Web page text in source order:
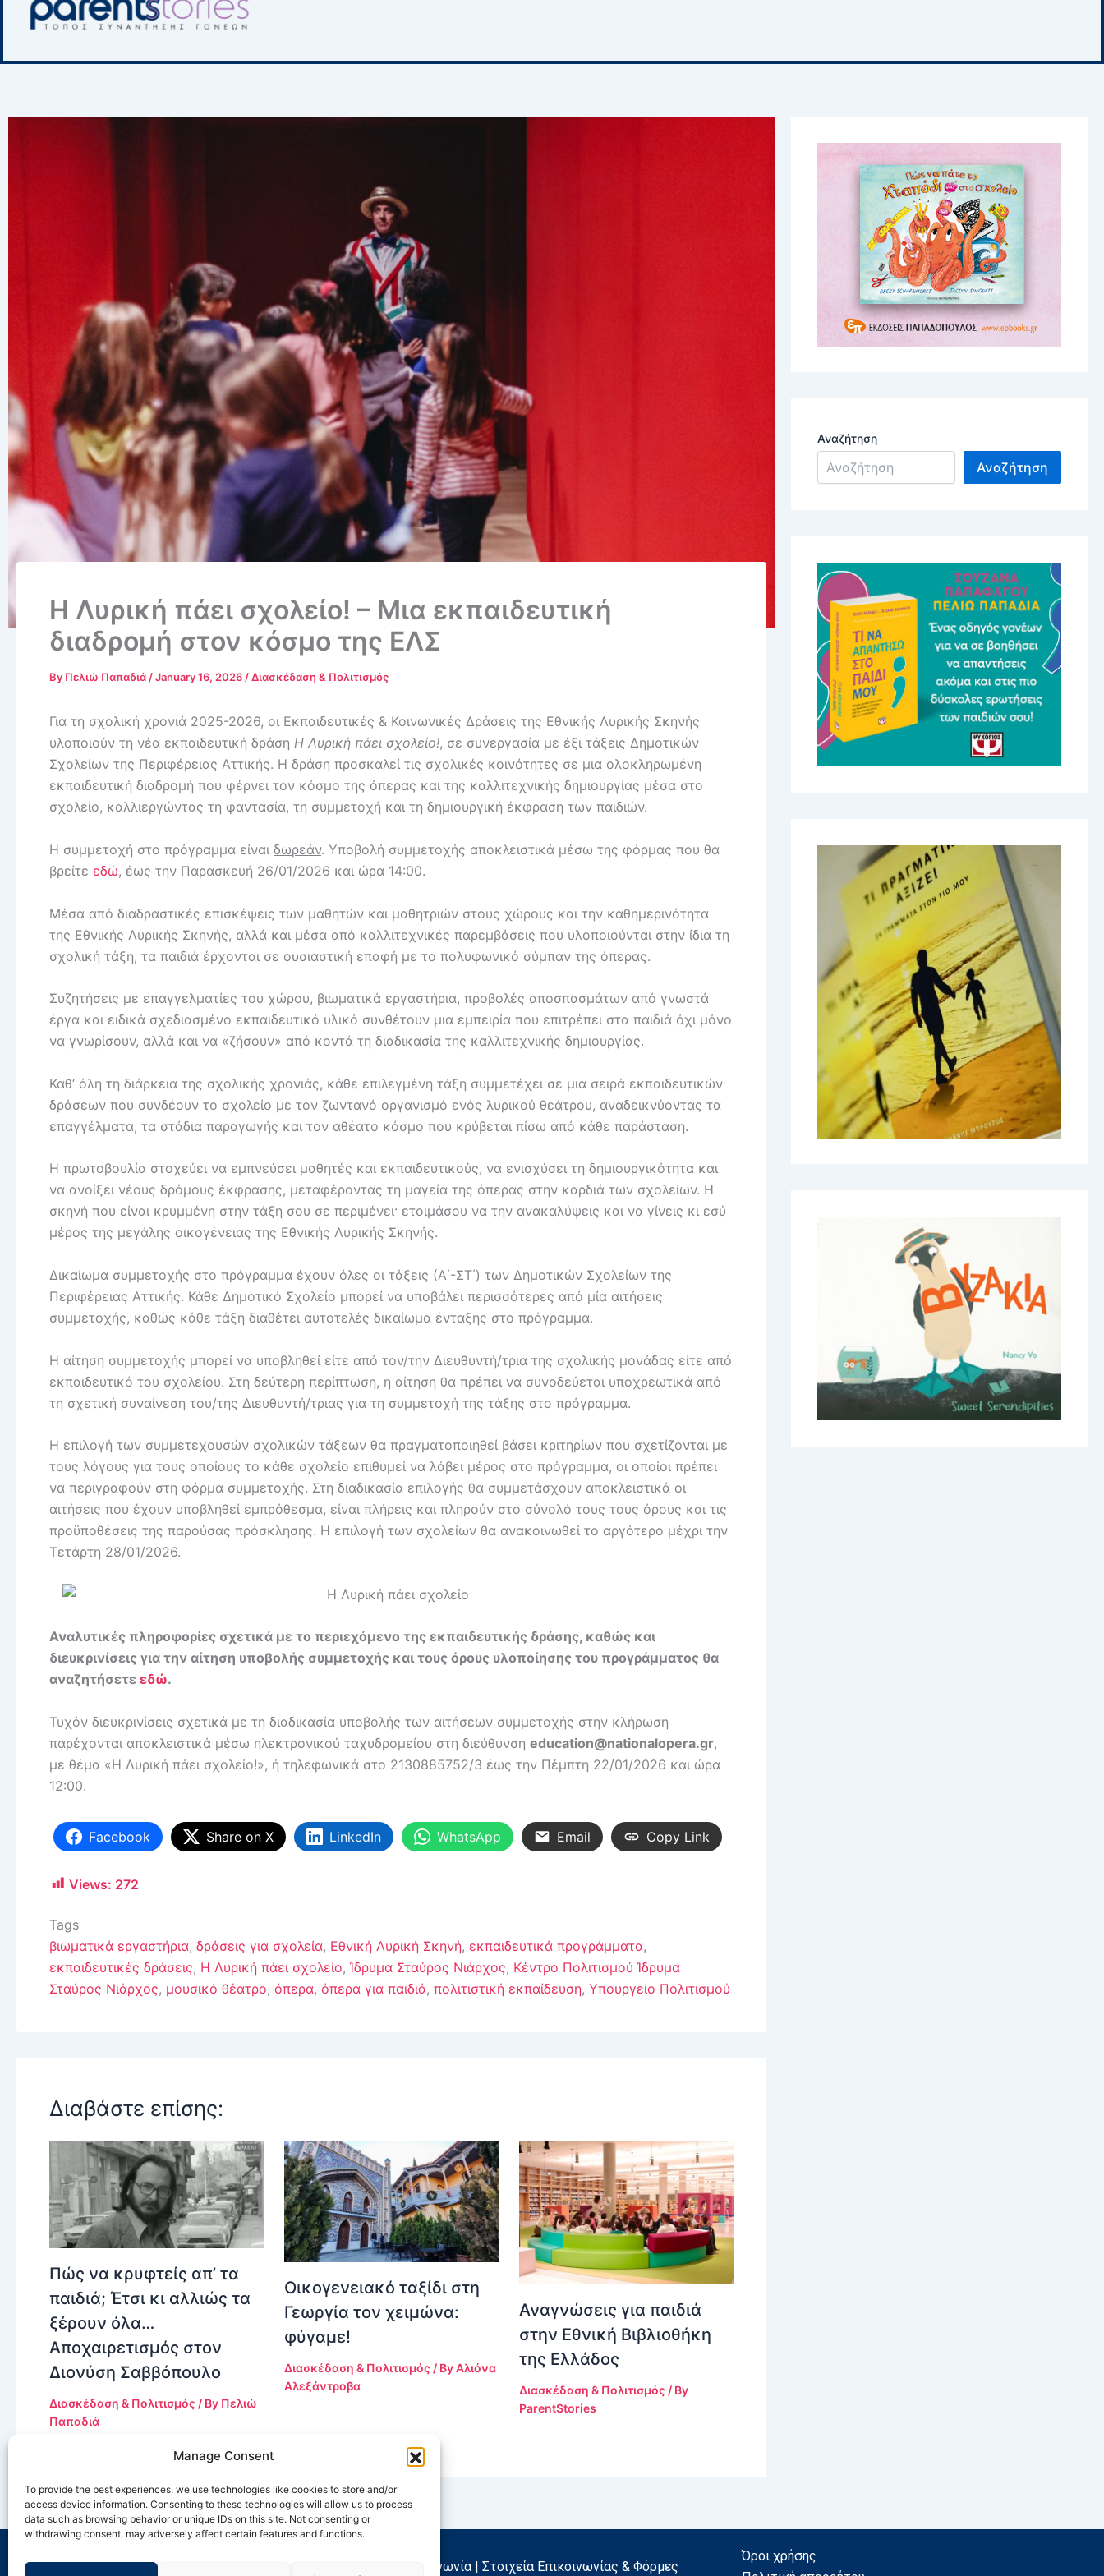
Manage Consent
To provide the best experiences, we use technologies like cookies to store and/or
access device information. Consenting to these technologies will allow us to process
data such as browsing behavior or unique IDs on this site. Not consenting or
withdrawing consent, may adversely affect certain features and functions.
Η Λυρική πάει σχολείο! – Μια εκπαιδευτική
διαδρομή στον κόσμο της ΕΛΣ
By Πελιώ Παπαδιά/January 16, 2026/Διασκέδαση & Πολιτισμός
Για τη σχολική χρονιά 2025-2026, οι Εκπαιδευτικές & Κοινωνικές Δράσεις της Εθνικής Λυρικής Σκηνής
υλοποιούν τη νέα εκπαιδευτική δράση Η Λυρική πάει σχολείο!, σε συνεργασία με έξι τάξεις Δημοτικών
Σχολείων της Περιφέρειας Αττικής. Η δράση προσκαλεί τις σχολικές κοινότητες σε μια ολοκληρωμένη
εκπαιδευτική διαδρομή που φέρνει τον κόσμο της όπερας και της καλλιτεχνικής δημιουργίας μέσα στο
σχολείο, καλλιεργώντας τη φαντασία, τη συμμετοχή και τη δημιουργική έκφραση των παιδιών.
Η συμμετοχή στο πρόγραμμα είναι δωρεάν. Υποβολή συμμετοχής αποκλειστικά μέσω της φόρμας που θα
βρείτε εδώ, έως την Παρασκευή 26/01/2026 και ώρα 14:00.
Μέσα από διαδραστικές επισκέψεις των μαθητών και μαθητριών στους χώρους και την καθημερινότητα
της Εθνικής Λυρικής Σκηνής, αλλά και μέσα από καλλιτεχνικές παρεμβάσεις που υλοποιούνται στην ίδια τη
σχολική τάξη, τα παιδιά έρχονται σε ουσιαστική επαφή με το πολυφωνικό σύμπαν της όπερας.
Συζητήσεις με επαγγελματίες του χώρου, βιωματικά εργαστήρια, προβολές αποσπασμάτων από γνωστά
έργα και ειδικά σχεδιασμένο εκπαιδευτικό υλικό συνθέτουν μια εμπειρία που επιτρέπει στα παιδιά όχι μόνο
να γνωρίσουν, αλλά και να «ζήσουν» από κοντά τη διαδικασία της καλλιτεχνικής δημιουργίας.
Καθ’ όλη τη διάρκεια της σχολικής χρονιάς, κάθε επιλεγμένη τάξη συμμετέχει σε μια σειρά εκπαιδευτικών
δράσεων που συνδέουν το σχολείο με τον ζωντανό οργανισμό ενός λυρικού θεάτρου, αναδεικνύοντας τα
επαγγέλματα, τα στάδια παραγωγής και τον αθέατο κόσμο που κρύβεται πίσω από κάθε παράσταση.
Η πρωτοβουλία στοχεύει να εμπνεύσει μαθητές και εκπαιδευτικούς, να ενισχύσει τη δημιουργικότητα και
να ανοίξει νέους δρόμους έκφρασης, μεταφέροντας τη μαγεία της όπερας στην καρδιά των σχολείων. Η
σκηνή που είναι κρυμμένη στην τάξη σου σε περιμένει· ετοιμάσου να την ανακαλύψεις και να γίνεις κι εσύ
μέρος της μεγάλης οικογένειας της Εθνικής Λυρικής Σκηνής.
Δικαίωμα συμμετοχής στο πρόγραμμα έχουν όλες οι τάξεις (Α΄-ΣΤ΄) των Δημοτικών Σχολείων της
Περιφέρειας Αττικής. Κάθε Δημοτικό Σχολείο μπορεί να υποβάλει περισσότερες από μία αιτήσεις
συμμετοχής, καθώς κάθε τάξη διαθέτει αυτοτελές δικαίωμα ένταξης στο πρόγραμμα.
Η αίτηση συμμετοχής μπορεί να υποβληθεί είτε από τον/την Διευθυντή/τρια της σχολικής μονάδας είτε από
εκπαιδευτικό του σχολείου. Στη δεύτερη περίπτωση, η αίτηση θα πρέπει να συνοδεύεται υποχρεωτικά από
τη σχετική συναίνεση του/της Διευθυντή/τριας για τη συμμετοχή της τάξης στο πρόγραμμα.
Η επιλογή των συμμετεχουσών σχολικών τάξεων θα πραγματοποιηθεί βάσει κριτηρίων που σχετίζονται με
τους λόγους για τους οποίους το κάθε σχολείο επιθυμεί να λάβει μέρος στο πρόγραμμα, οι οποίοι πρέπει
να περιγραφούν στη φόρμα συμμετοχής. Στη διαδικασία επιλογής θα συμμετάσχουν αποκλειστικά οι
αιτήσεις που έχουν υποβληθεί εμπρόθεσμα, είναι πλήρεις και πληρούν στο σύνολό τους τους όρους και τις
προϋποθέσεις της παρούσας πρόσκλησης. Η επιλογή των σχολείων θα ανακοινωθεί το αργότερο μέχρι την
Τετάρτη 28/01/2026.
Αναλυτικές πληροφορίες σχετικά με το περιεχόμενο της εκπαιδευτικής δράσης, καθώς και
διευκρινίσεις για την αίτηση υποβολής συμμετοχής και τους όρους υλοποίησης του προγράμματος θα
αναζητήσετε εδώ.
Τυχόν διευκρινίσεις σχετικά με τη διαδικασία υποβολής των αιτήσεων συμμετοχής στην κλήρωση
παρέχονται αποκλειστικά μέσω ηλεκτρονικού ταχυδρομείου στη διεύθυνση education@nationalopera.gr,
με θέμα «Η Λυρική πάει σχολείο!», ή τηλεφωνικά στο 2130885752/3 έως την Πέμπτη 22/01/2026 και ώρα
12:00.
Facebook Share on X LinkedIn WhatsApp Email Copy Link
Views: 272
Tags
βιωματικά εργαστήρια, δράσεις για σχολεία, Εθνική Λυρική Σκηνή, εκπαιδευτικά προγράμματα,
εκπαιδευτικές δράσεις, Η Λυρική πάει σχολείο, Ίδρυμα Σταύρος Νιάρχος, Κέντρο Πολιτισμού Ίδρυμα
Σταύρος Νιάρχος, μουσικό θέατρο, όπερα, όπερα για παιδιά, πολιτιστική εκπαίδευση, Υπουργείο Πολιτισμού
Διαβάστε επίσης:
Πώς να κρυφτείς απ’ τα
παιδιά; Έτσι κι αλλιώς τα
ξέρουν όλα…
Αποχαιρετισμός στον
Διονύση Σαββόπουλο
Διασκέδαση & Πολιτισμός / By Πελιώ
Παπαδιά
Οικογενειακό ταξίδι στη
Γεωργία τον χειμώνα:
φύγαμε!
Διασκέδαση & Πολιτισμός / ByΑλιόνα
Αλεξάντροβα
Αναγνώσεις για παιδιά
στην Εθνική Βιβλιοθήκη
της Ελλάδος
Διασκέδαση & Πολιτισμός / By
ParentStories
Αναζήτηση
Αναζήτηση
Επικοινωνία | Στοιχεία Επικοινωνίας & Φόρμες
Όροι χρήσης